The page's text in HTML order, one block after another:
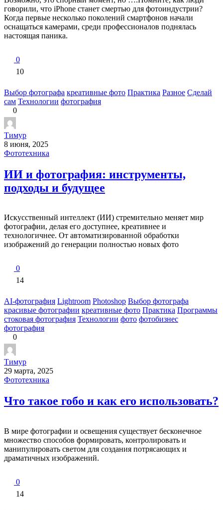
говорили, что iPhone станет смертью для фотоиндустрии?
Когда первые несколько поколений смартфонов начали
оснащаться камерами, среди профессионалов поднялась
настоящая паника.
0
10
Выбор фотографа креативные фото Практика Разное Сделай
сам Технологии фотография
0
Тимур
8 июня, 2025
Фототехника
ИИ и фотография: инструменты,
подходы и будущее
Искусственный интеллект (ИИ) стремительно меняет мир
фотографии, делая его доступнее, креативнее и
технологичнее. От автоматизированной обработки
изображений до генерации полностью новых фото
0
14
AI-фотография Lightroom Photoshop Выбор фотографа
красивые фотографии креативные фото Практика Программы
стоковая фотография Технологии фото фотобизнес
фотография
0
Тимур
29 марта, 2025
Фототехника
Что такое гобо и как его использовать?
В мире фотографии и освещения существует бесконечное
множество способов формировать, контролировать и
манипулировать светом для создания потрясающих и
драматичных изображений.
0
14